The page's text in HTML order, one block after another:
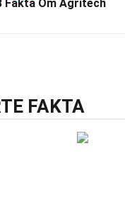
Fakta Om Agritech
FAKTA